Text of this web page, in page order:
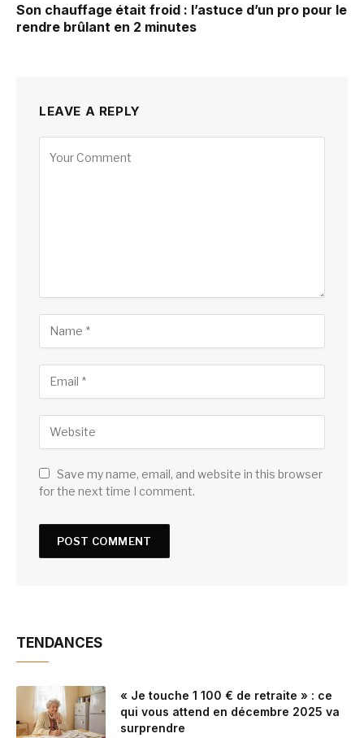
Son chauffage était froid : l’astuce d’un pro pour le
rendre brûlant en 2 minutes
LEAVE A REPLY
Save my name, email, and website in this browser
for the next time I comment.
TENDANCES
« Je touche 1 100 € de retraite » : ce
qui vous attend en décembre 2025 va
surprendre